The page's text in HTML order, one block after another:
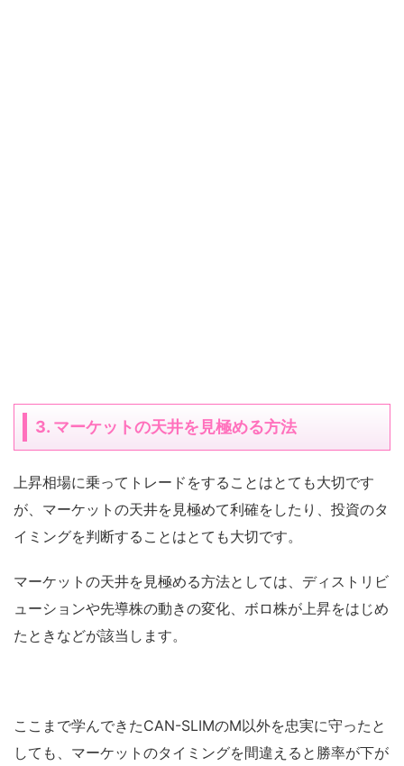
3. マーケットの天井を見極める方法
上昇相場に乗ってトレードをすることはとても大切です
が、マーケットの天井を見極めて利確をしたり、投資のタ
イミングを判断することはとても大切です。
マーケットの天井を見極める方法としては、ディストリビ
ューションや先導株の動きの変化、ボロ株が上昇をはじめ
たときなどが該当します。
ここまで学んできたCAN-SLIMのM以外を忠実に守ったと
しても、マーケットのタイミングを間違えると勝率が下が